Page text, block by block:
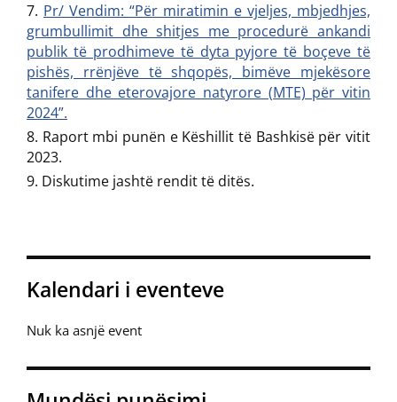
Pr/ Vendim: “Për miratimin e vjeljes, mbjedhjes,
grumbullimit dhe shitjes me procedurë ankandi
publik të prodhimeve të dyta pyjore të boçeve të
pishës, rrënjëve të shqopës, bimëve mjekësore
tanifere dhe eterovajore natyrore (MTE) për vitin
2024”.
Raport mbi punën e Këshillit të Bashkisë për vitit
2023.
Diskutime jashtë rendit të ditës.
Kalendari i eventeve
Nuk ka asnjë event